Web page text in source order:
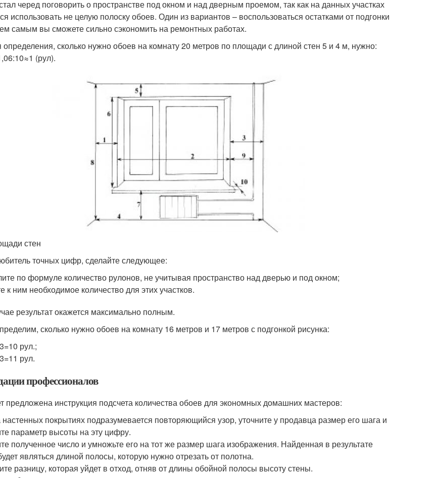
черед поговорить о пространстве под окном и над дверным проемом, так как на данных участках
использовать не целую полоску обоев. Один из вариантов – воспользоваться остатками от подгонки
самым вы сможете сильно сэкономить на ремонтных работах.
определения, сколько нужно обоев на комнату 20 метров по площади с длиной стен 5 и 4 м, нужно:
(рул).
стен
точных цифр, сделайте следующее:
по формуле количество рулонов, не учитывая пространство над дверью и под окном;
к ним необходимое количество для этих участков.
результат окажется максимально полным.
сколько нужно обоев на комнату 16 метров и 17 метров с подгонкой рисунка:
рул.;
рул.
профессионалов
предложена инструкция подсчета количества обоев для экономных домашних мастеров:
покрытиях подразумевается повторяющийся узор, уточните у продавца размер его шага и
параметр высоты на эту цифру.
полученное число и умножьте его на тот же размер шага изображения. Найденная в результате
являться длиной полосы, которую нужно отрезать от полотна.
разницу, которая уйдет в отход, отняв от длины обойной полосы высоту стены.